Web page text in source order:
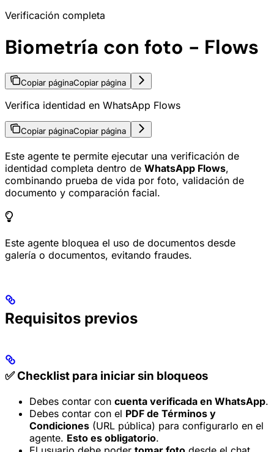
Verificación completa
Biometría con foto - Flows
Copiar páginaCopiar página
Verifica identidad en WhatsApp Flows
Copiar páginaCopiar página
Este agente te permite ejecutar una verificación de
identidad completa dentro de WhatsApp Flows,
combinando prueba de vida por foto, validación de
documento y comparación facial.
Este agente bloquea el uso de documentos desde
galería o documentos, evitando fraudes.
Requisitos previos
✅ Checklist para iniciar sin bloqueos
Debes contar con cuenta verificada en WhatsApp.
Debes contar con el PDF de Términos y
Condiciones (URL pública) para configurarlo en el
agente. Esto es obligatorio.